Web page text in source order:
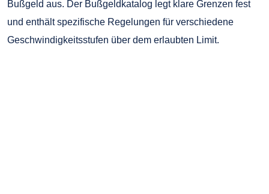
Bußgeld aus. Der Bußgeldkatalog legt klare Grenzen fest
und enthält spezifische Regelungen für verschiedene
Geschwindigkeitsstufen über dem erlaubten Limit.